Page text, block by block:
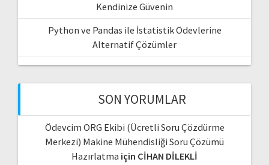
Kendinize Güvenin
Python ve Pandas ile İstatistik Ödevlerine
Alternatif Çözümler
SON YORUMLAR
Ödevcim ORG Ekibi (Ücretli Soru Çözdürme
Merkezi) Makine Mühendisliği Soru Çözümü
Hazırlatma için CİHAN DİLEKLİ